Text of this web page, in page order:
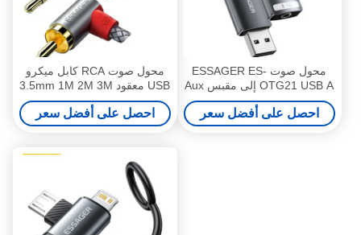
محول صوت ESSAGER ES-
OTG21 USB A إلى مقبس Aux
3.5 ملم يدعم بطاقة الصوت
احصل على أفضل سعر
محول صوت RCA كابل ميكرو
USB معقود 3.5mm 1M 2M 3M
5M للهاتف المحمول
احصل على أفضل سعر